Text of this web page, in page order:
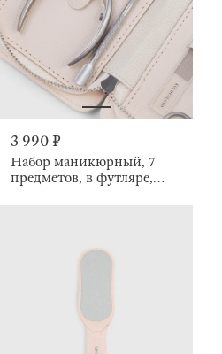
3 990 ₽
Набор маникюрный, 7
предметов, в футляре,